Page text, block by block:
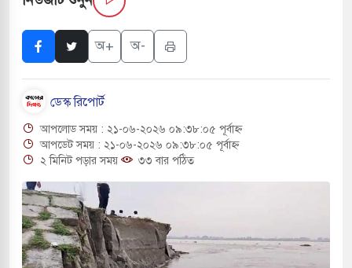
অ্যারেস্ট আবেদন, বরগুনার এসআইয়ের বিরুদ্ধে
জাদুঘর নতুন বাংলাদেশের পথচলার কেন্দ্র হবে: ড.
বিভিন্ন খাতে সৌদির বিনিয়োগের আহবান প্রধানমন্ত্রীর
পথে ইসরায়েলীরা,হাতছাড়ার ঝুঁকিতে জরুরি
অ+ অ-
ডেস্ক রিপোর্ট
আপলোড সময় : ২১-০৬-২০২৬ ০৯:৩৮:০৫ পূর্বাহ্ন
আপডেট সময় : ২১-০৬-২০২৬ ০৯:৩৮:০৫ পূর্বাহ্ন
২ মিনিট পড়ার সময়
৩৩ বার পঠিত